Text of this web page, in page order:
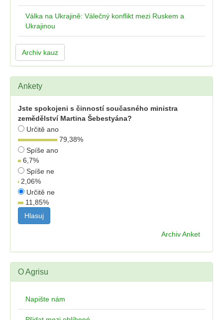
Válka na Ukrajině: Válečný konflikt mezi Ruskem a
Ukrajinou
Archiv kauz
Ankety
Jste spokojeni s činností současného ministra
zemědělství Martina Šebestyána?
Určitě ano
79,38%
Spíše ano
6,7%
Spíše ne
2,06%
Určitě ne
11,85%
Archiv Anket
O Agrisu
Napište nám